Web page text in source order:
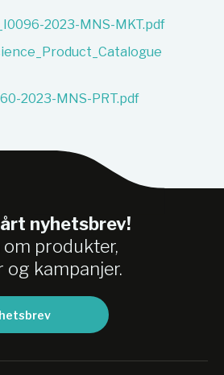
2023-MNS-MKT.pdf
2023-MNS-PRT.pdf
nyhetsbrev!
produkter,
kampanjer.